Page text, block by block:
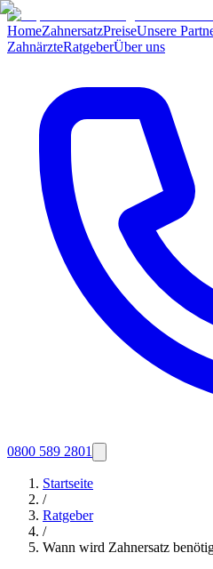
HomeZahnersatzPreiseUnsere
ZahnärzteRatgeberÜber uns
0800 589 2801
Startseite
/
Ratgeber
/
Wann wird Zahnersatz